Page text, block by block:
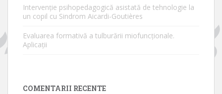
Intervenție psihopedagogică asistată de tehnologie la
un copil cu Sindrom Aicardi-Goutières
Evaluarea formativă a tulburării miofuncționale.
Aplicații
COMENTARII RECENTE